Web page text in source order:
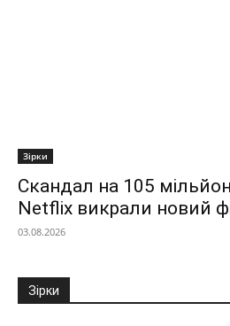
Зірки
Скандал на 105
Netflix викрали новий
03.08.2026
Зірки